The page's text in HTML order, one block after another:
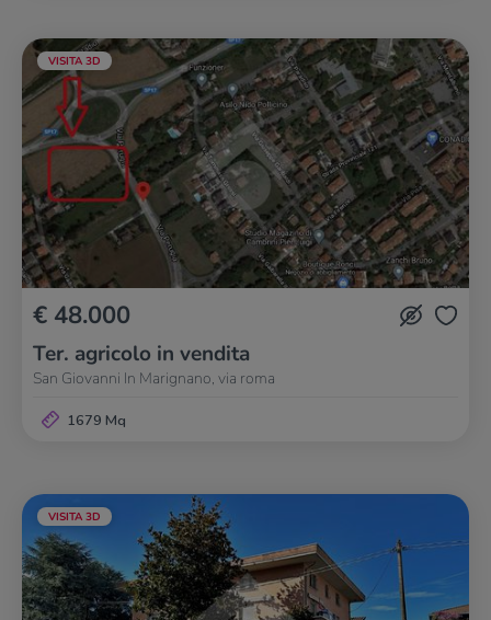
VISITA 3D
€ 48.000
Ter. agricolo in vendita
San Giovanni In Marignano, via roma
1679 Mq
VISITA 3D